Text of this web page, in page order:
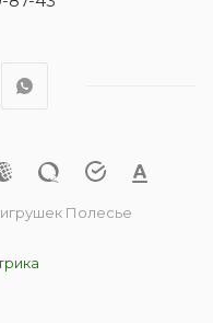
Полесье